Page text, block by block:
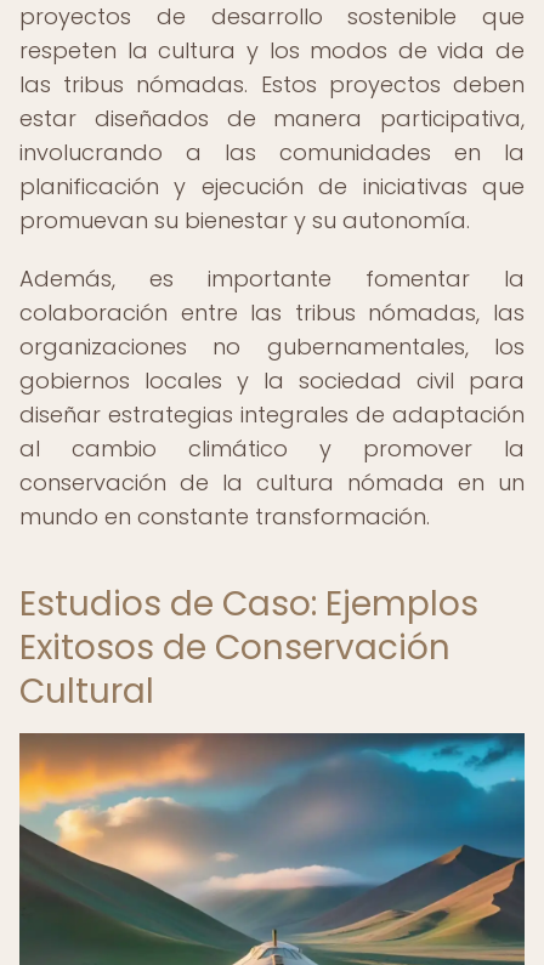
proyectos de desarrollo sostenible que
respeten la cultura y los modos de vida de
las tribus nómadas. Estos proyectos deben
estar diseñados de manera participativa,
involucrando a las comunidades en la
planificación y ejecución de iniciativas que
promuevan su bienestar y su autonomía.
Además, es importante fomentar la
colaboración entre las tribus nómadas, las
organizaciones no gubernamentales, los
gobiernos locales y la sociedad civil para
diseñar estrategias integrales de adaptación
al cambio climático y promover la
conservación de la cultura nómada en un
mundo en constante transformación.
Estudios de Caso: Ejemplos
Exitosos de Conservación
Cultural